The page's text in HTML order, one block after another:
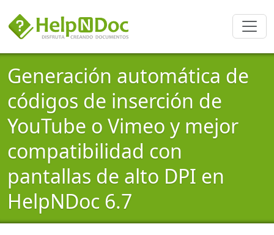
Generación automática de
códigos de inserción de
YouTube o Vimeo y mejor
compatibilidad con
pantallas de alto DPI en
HelpNDoc 6.7